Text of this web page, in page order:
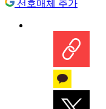
선호매체 추가